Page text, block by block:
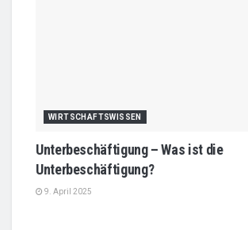
WIRTSCHAFTSWISSEN
Unterbeschäftigung – Was ist die
Unterbeschäftigung?
9. April 2025